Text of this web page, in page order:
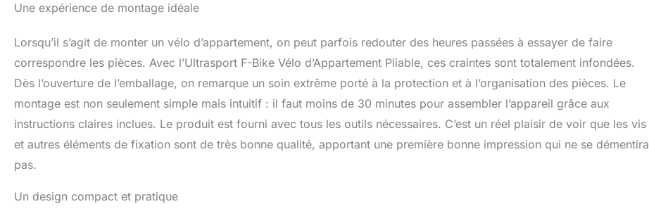
Une expérience de montage idéale
Lorsqu’il s’agit de monter un vélo d’appartement, on peut parfois redouter des heures passées à essayer de faire
correspondre les pièces. Avec l’Ultrasport F-Bike Vélo d’Appartement Pliable, ces craintes sont totalement infondées.
Dès l’ouverture de l’emballage, on remarque un soin extrême porté à la protection et à l’organisation des pièces. Le
montage est non seulement simple mais intuitif : il faut moins de 30 minutes pour assembler l’appareil grâce aux
instructions claires inclues. Le produit est fourni avec tous les outils nécessaires. C’est un réel plaisir de voir que les vis
et autres éléments de fixation sont de très bonne qualité, apportant une première bonne impression qui ne se démentira
pas.
Un design compact et pratique